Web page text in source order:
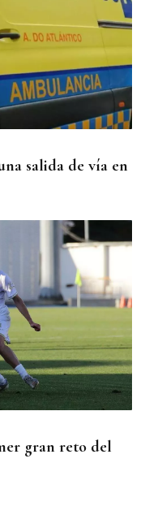
salida de vía en
gran reto del